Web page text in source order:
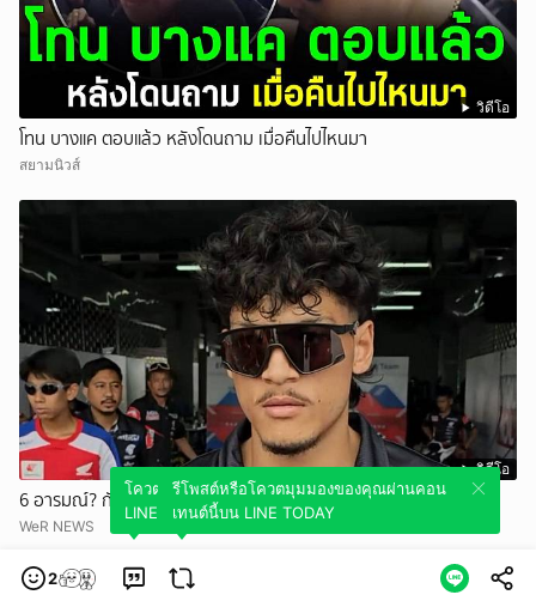
วิดีโอ
โทน บางแค ตอบแล้ว หลังโดนถาม เมื่อคืนไปไหนมา
สยามนิวส์
วิดีโอ
6 อารมณ์? กับนักแข่ง EP.2
WeR NEWS
2
โควตมุมมองของคุณผ่านคอนเทนต์นี้บน
LINE TODAY
รีโพสต์หรือโควตมุมมองของคุณผ่านคอน
เทนต์นี้บน LINE TODAY